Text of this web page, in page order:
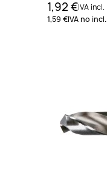
1,92 €IVA incl.
1,59 €IVA no incl.